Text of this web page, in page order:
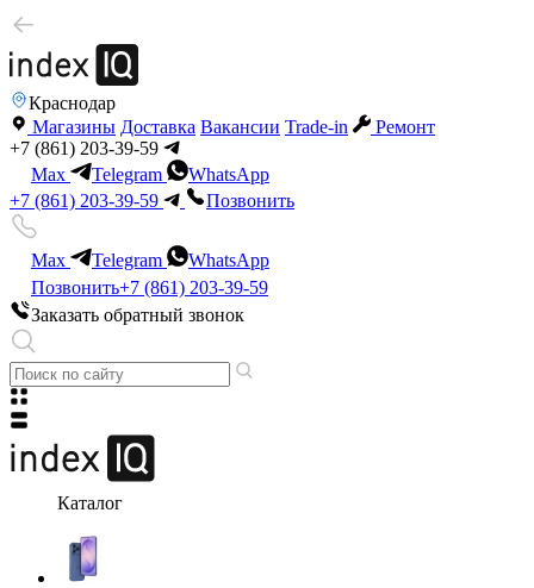
Краснодар
Магазины Доставка Вакансии Trade-in
Ремонт
+7 (861) 203-39-59
Max
Telegram
WhatsApp
+7 (861) 203-39-59
Позвонить
Max Telegram
WhatsApp
Позвонить+7 (861) 203-39-59
Заказать обратный звонок
Каталог